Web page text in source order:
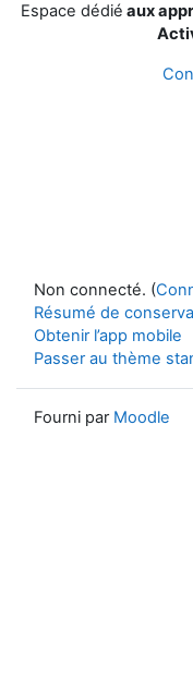
Espace dédié aux
Non connecté. (
Résumé de
Obtenir l’app mobile
Passer au thème
Fourni par Moodle